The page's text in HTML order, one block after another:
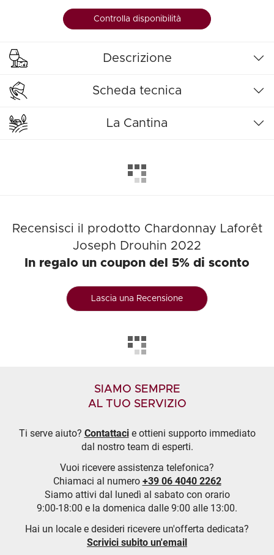
Controlla disponibilità
Descrizione
Scheda tecnica
La Cantina
Recensisci il prodotto Chardonnay Laforêt
Joseph Drouhin 2022
In regalo un coupon del 5% di sconto
Lascia una Recensione
SIAMO SEMPRE
AL TUO SERVIZIO
Ti serve aiuto? Contattacie ottieni supporto immediato
dal nostro team di esperti.
Vuoi ricevere assistenza telefonica?
Chiamaci al numero +39 06 4040 2262
Siamo attivi dal lunedì al sabato con orario
9:00-18:00 e la domenica dalle 9:00 alle 13:00.
Hai un locale e desideri ricevere un'offerta dedicata?
Scrivici subito un'email